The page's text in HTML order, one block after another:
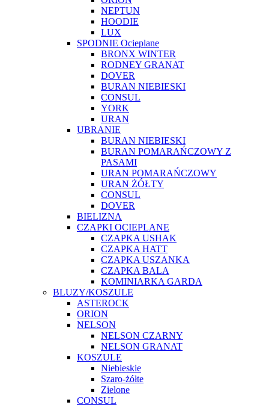
NEPTUN
HOODIE
LUX
SPODNIE Ocieplane
BRONX WINTER
RODNEY GRANAT
DOVER
BURAN NIEBIESKI
CONSUL
YORK
URAN
UBRANIE
BURAN NIEBIESKI
BURAN POMARAŃCZOWY Z
PASAMI
URAN POMARAŃCZOWY
URAN ŻÓŁTY
CONSUL
DOVER
BIELIZNA
CZAPKI OCIEPLANE
CZAPKA USHAK
CZAPKA HATT
CZAPKA USZANKA
CZAPKA BALA
KOMINIARKA GARDA
BLUZY/KOSZULE
ASTEROCK
ORION
NELSON
NELSON CZARNY
NELSON GRANAT
KOSZULE
Niebieskie
Szaro-żółte
Zielone
CONSUL